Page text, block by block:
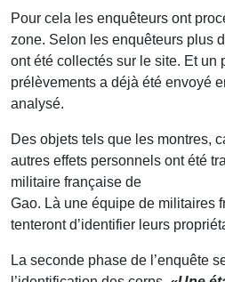
Pour cela les enquêteurs ont
zone. Selon les enquêteurs plus
ont été collectés sur le site. Et un
prélèvements a déjà été envoyé
analysé.
Des objets tels que les montres,
autres effets personnels ont été
militaire française de
Gao. Là une équipe de militaires
tenteront d’identifier leurs
La seconde phase de l’enquête